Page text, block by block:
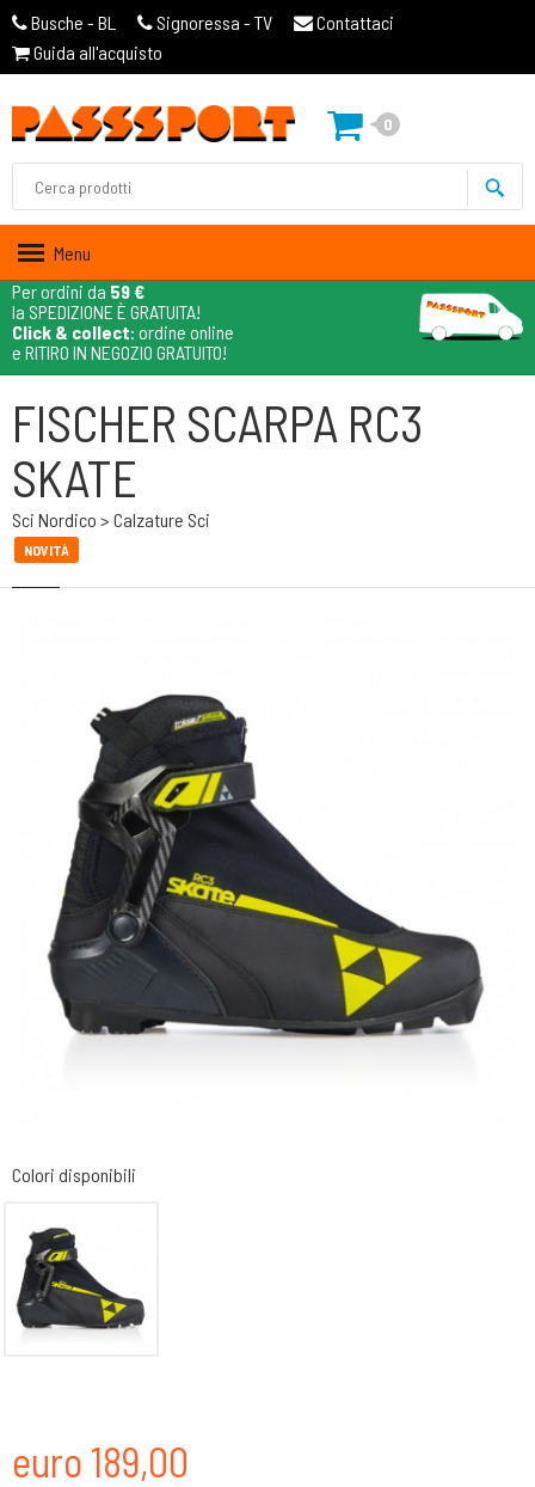
Busche - BL Signoressa - TV
Contattaci
Guida all'acquisto
0
Menu
Per ordini da 59 €
la SPEDIZIONE È GRATUITA!
Click & collect: ordine online
e RITIRO IN NEGOZIO GRATUITO!
FISCHER SCARPA RC3
SKATE
Sci Nordico > Calzature Sci
NOVITÀ
Colori disponibili
euro 189,00